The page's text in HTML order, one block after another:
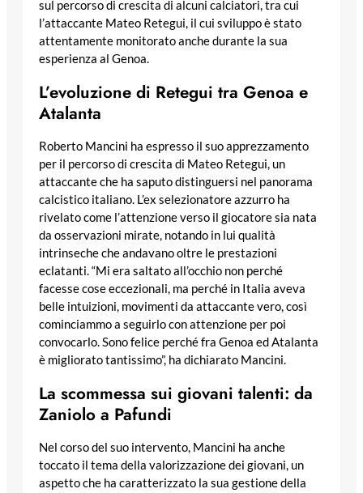
sul percorso di crescita di alcuni calciatori, tra cui
l’attaccante Mateo Retegui, il cui sviluppo è stato
attentamente monitorato anche durante la sua
esperienza al Genoa.
L’evoluzione di Retegui tra Genoa e
Atalanta
Roberto Mancini ha espresso il suo apprezzamento
per il percorso di crescita di Mateo Retegui, un
attaccante che ha saputo distinguersi nel panorama
calcistico italiano. L’ex selezionatore azzurro ha
rivelato come l’attenzione verso il giocatore sia nata
da osservazioni mirate, notando in lui qualità
intrinseche che andavano oltre le prestazioni
eclatanti. “Mi era saltato all’occhio non perché
facesse cose eccezionali, ma perché in Italia aveva
belle intuizioni, movimenti da attaccante vero, così
cominciammo a seguirlo con attenzione per poi
convocarlo. Sono felice perché fra Genoa ed Atalanta
è migliorato tantissimo”, ha dichiarato Mancini.
La scommessa sui giovani talenti: da
Zaniolo a Pafundi
Nel corso del suo intervento, Mancini ha anche
toccato il tema della valorizzazione dei giovani, un
aspetto che ha caratterizzato la sua gestione della